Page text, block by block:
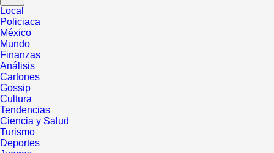
Local
Policiaca
México
Mundo
Finanzas
Análisis
Cartones
Gossip
Cultura
Tendencias
Ciencia y Salud
Turismo
Deportes